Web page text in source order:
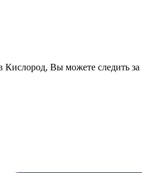
Вы можете следить